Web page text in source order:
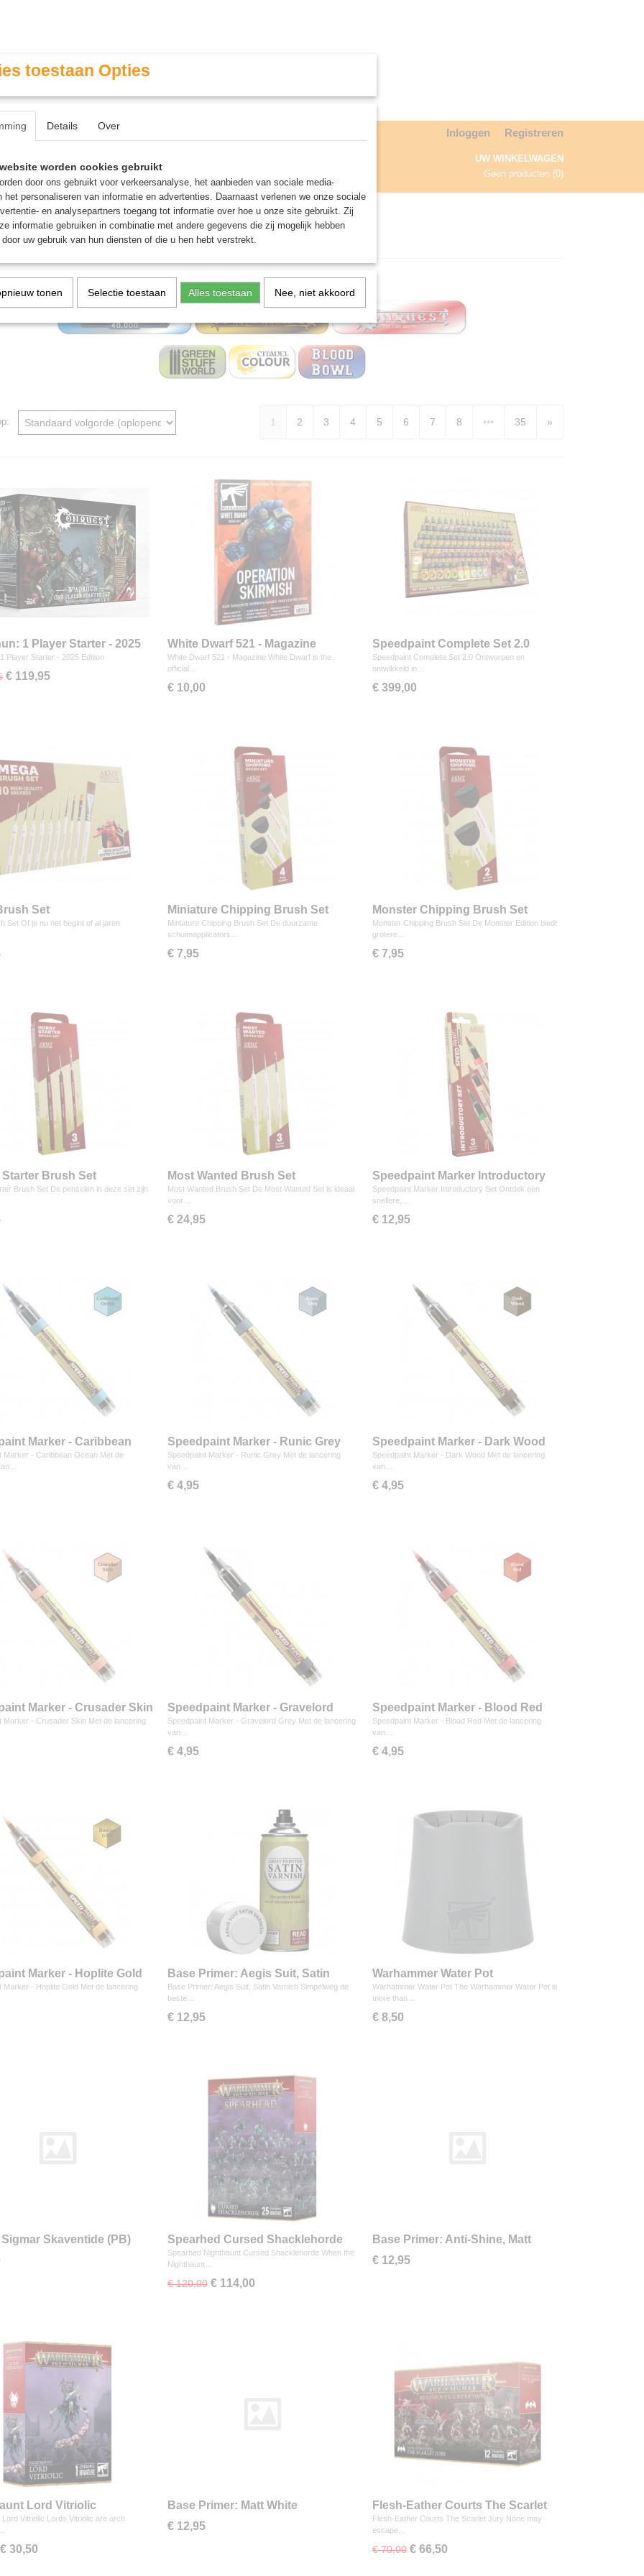
Contact & Openingstijden Inloggen Registreren
UW WINKELWAGEN
Geen producten (0)
MINIATURE GAMING ROLE PLAYING GAMES AGENDA
Mox bordspellen
1 2 3 4 5 6 7 8 ••• 35 »
1 Player Starter - 2025
Player Starter - 2025 Edition
€ 119,95
White Dwarf 521 - Magazine
White Dwarf 521 - Magazine White Dwarf is the
official…
€ 10,00
Speedpaint Complete Set 2.0
Speedpaint Complete Set 2.0 Ontworpen en
ontwikkeld in…
€ 399,00
Set
Set Of je nu net begint of al jaren
Miniature Chipping Brush Set
Miniature Chipping Brush Set De duurzame
schuimapplicators…
€ 7,95
Monster Chipping Brush Set
Monster Chipping Brush Set De Monster Edition biedt
grotere…
€ 7,95
Starter Brush Set
Brush Set De penselen in deze set zijn
Most Wanted Brush Set
Most Wanted Brush Set De Most Wanted Set is ideaal
voor…
€ 24,95
Speedpaint Marker Introductory
Set
Speedpaint Marker Introductory Set Ontdek een
snellere,…
€ 12,95
Marker - Caribbean
Marker - Caribbean Ocean Met de
Speedpaint Marker - Runic Grey
Speedpaint Marker - Runic Grey Met de lancering
van…
€ 4,95
Speedpaint Marker - Dark Wood
Speedpaint Marker - Dark Wood Met de lancering
van…
€ 4,95
Marker - Crusader Skin
Marker - Crusader Skin Met de lancering
Speedpaint Marker - Gravelord
Grey
Speedpaint Marker - Gravelord Grey Met de lancering
van…
€ 4,95
Speedpaint Marker - Blood Red
Speedpaint Marker - Blood Red Met de lancering
van…
€ 4,95
Marker - Hoplite Gold
Marker - Hoplite Gold Met de lancering
Base Primer: Aegis Suit, Satin
Varnish
Base Primer: Aegis Suit, Satin Varnish Simpelweg de
beste…
€ 12,95
Warhammer Water Pot
Warhammer Water Pot The Warhammer Water Pot is
more than…
€ 8,50
Skaventide (PB)
Spearhed Cursed Shacklehorde
Spearhed Nighthaunt Cursed Shacklehorde When the
Nighthaunt…
€ 120,00 € 114,00
Base Primer: Anti-Shine, Matt
Varnish
€ 12,95
Lord Vitriolic
Lord Vitriolic Lords Vitriolic are arch
€ 30,50
Base Primer: Matt White
€ 12,95
Flesh-Eather Courts The Scarlet
Jury
Flesh-Eather Courts The Scarlet Jury None may
escape…
€ 70,00 € 66,50
toestaan Opties
Details Over
worden cookies gebruikt
door ons gebruikt voor verkeersanalyse, het aanbieden van sociale media-
het personaliseren van informatie en advertenties. Daarnaast verlenen we onze sociale
en analysepartners toegang tot informatie over hoe u onze site gebruikt. Zij
informatie gebruiken in combinatie met andere gegevens die zij mogelijk hebben
uw gebruik van hun diensten of die u hen hebt verstrekt.
tonen Selectie toestaan Alles toestaan Nee, niet akkoord